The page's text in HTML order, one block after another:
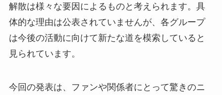
解散は様々な要因によるものと考えられます。具
体的な理由は公表されていませんが、各グループ
は今後の活動に向けて新たな道を模索していると
見られています。
今回の発表は、ファンや関係者にとって驚きのニ